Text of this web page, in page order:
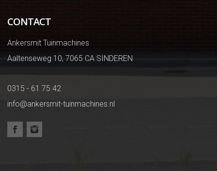
CONTACT
Ankersmit Tuinmachines
Aaltenseweg 10, 7065 CA SINDEREN
0315 - 61 75 42
info@ankersmit-tuinmachines.nl